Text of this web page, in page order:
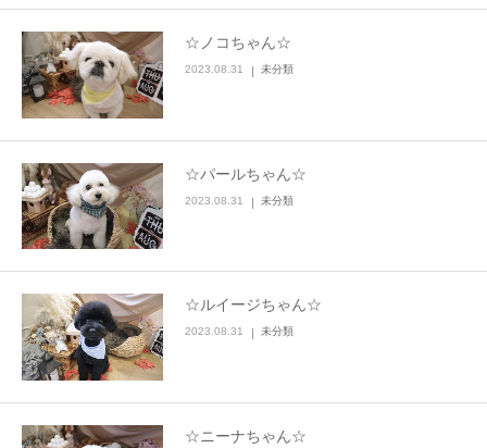
☆ノコちゃん☆
2023.08.31 未分類
☆パールちゃん☆
2023.08.31 未分類
☆ルイージちゃん☆
2023.08.31 未分類
☆ニーナちゃん☆